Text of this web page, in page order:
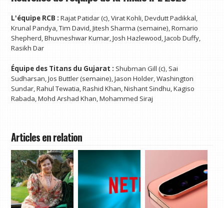
L'équipe RCB :Rajat Patidar (c), Virat Kohli, Devdutt Padikkal,
Krunal Pandya, Tim David, Jitesh Sharma (semaine), Romario
Shepherd, Bhuvneshwar Kumar, Josh Hazlewood, Jacob Duffy,
Rasikh Dar
Équipe des Titans du Gujarat : Shubman Gill (c), Sai
Sudharsan, Jos Buttler (semaine), Jason Holder, Washington
Sundar, Rahul Tewatia, Rashid Khan, Nishant Sindhu, Kagiso
Rabada, Mohd Arshad Khan, Mohammed Siraj
Articles en relation